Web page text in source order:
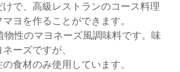
で、高級レストランのコース料理
ヨを作ることができます。
物性のマヨネーズ風調味料です。味
ーズですが、
食材のみ使用しています。